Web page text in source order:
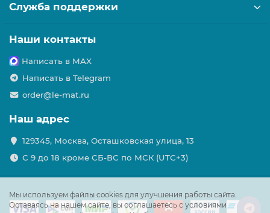
Мы используем файлы cookies для улучшения работы сайта.
Оставаясь на нашем сайте, вы соглашаетесь с условиями
Служба поддержки
Наши контакты
Написать в MAX
Написать в Telegram
order@le-mat.ru
Наш адрес
129345, Москва, Осташковская улица, 13
С 9 до 18 кроме СБ-ВС по МСК (UTC+3)